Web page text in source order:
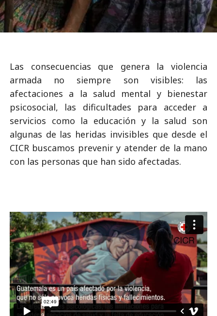
Las consecuencias que genera la violencia
armada no siempre son visibles: las
afectaciones a la salud mental y bienestar
psicosocial, las dificultades para acceder a
servicios como la educación y la salud son
algunas de las heridas invisibles que desde el
CICR buscamos prevenir y atender de la mano
con las personas que han sido afectadas.